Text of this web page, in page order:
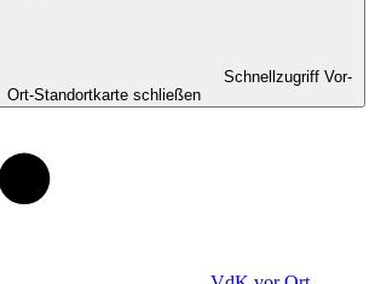
Schnellzugriff Vor-
Ort-Standortkarte schließen